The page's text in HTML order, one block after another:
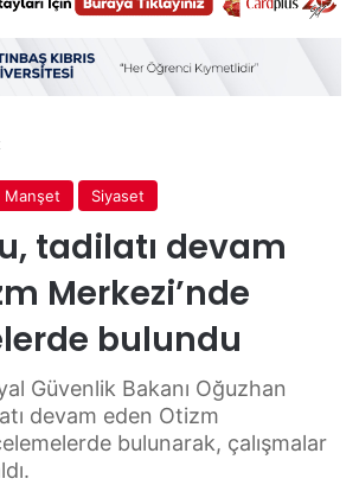
Manşet Siyaset
tadilatı devam
Merkezi’nde
bulundu
Güvenlik Bakanı Oğuzhan
devam eden Otizm
bulunarak, çalışmalar